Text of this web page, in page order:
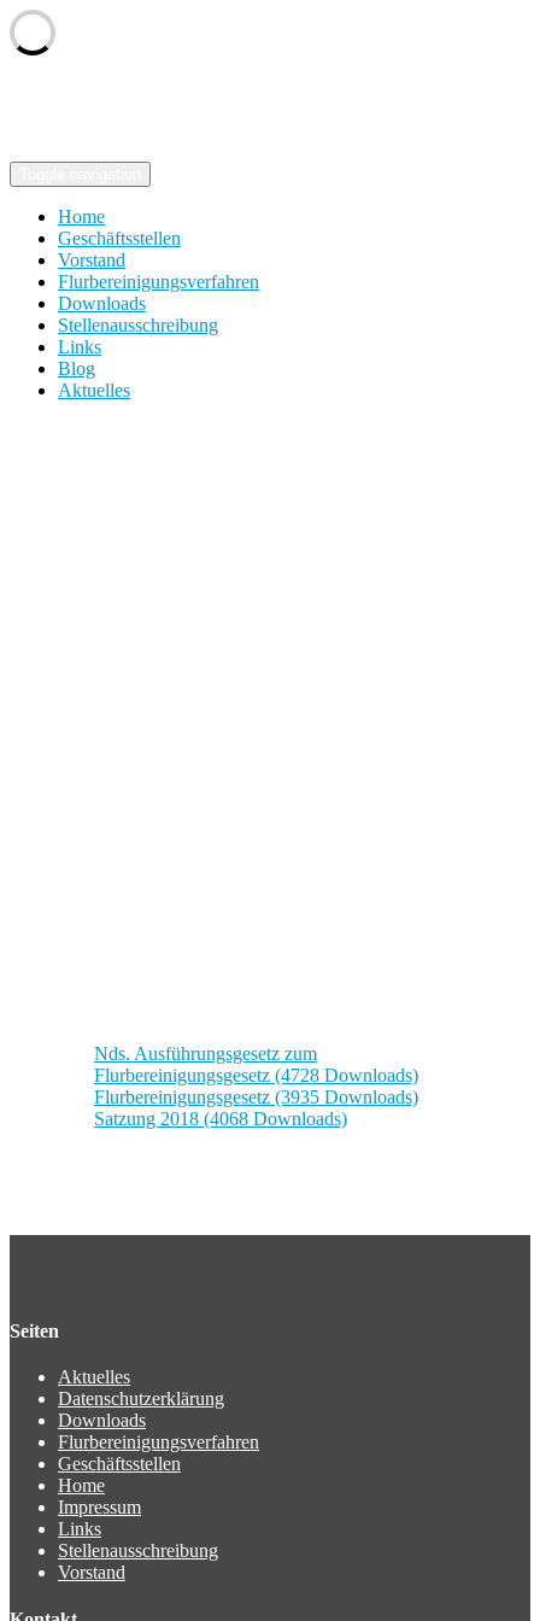
Home
Geschäftsstellen
Vorstand
Flurbereinigungsverfahren
Downloads
Stellenausschreibung
Links
Blog
Aktuelles
Nds. Ausführungsgesetz zum
Flurbereinigungsgesetz (4728 Downloads)
Flurbereinigungsgesetz (3935 Downloads)
Satzung 2018 (4068 Downloads)
Seiten
Aktuelles
Datenschutzerklärung
Downloads
Flurbereinigungsverfahren
Geschäftsstellen
Home
Impressum
Links
Stellenausschreibung
Vorstand